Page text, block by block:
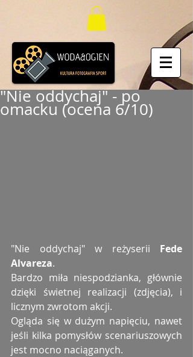
"Nie oddychaj" - po
omacku (ocena 6/10)
"Nie oddychaj" w reżyserii Fede
Alvareza.
Bardzo miła niespodzianka, głównie
dzięki świetnej realizacji (zdjęcia), i
licznym zwrotom akcji.
Ogląda się w dużym napięciu, nawet
jeśli kilka pomysłów scenariuszowych
jest mocno naciąganych.